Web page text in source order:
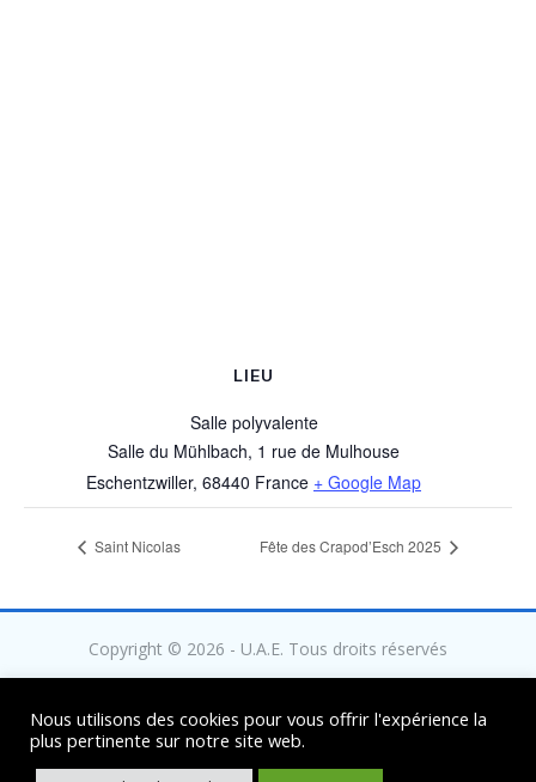
LIEU
Salle polyvalente
Salle du Mühlbach, 1 rue de Mulhouse
Eschentzwiller, 68440 France + Google Map
Saint Nicolas Fête des Crapod’Esch 2025
Copyright © 2026 - U.A.E. Tous droits réservés
Mentions légales
Nous utilisons des cookies pour vous offrir l'expérience la
plus pertinente sur notre site web.